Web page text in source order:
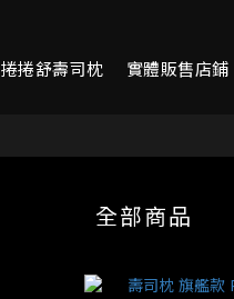
捲捲舒壽司枕 實體販售店鋪
全部商品